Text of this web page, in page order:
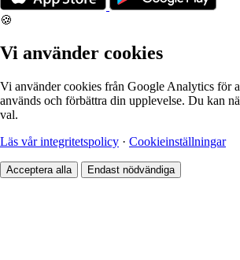
🍪
Vi använder cookies
Vi använder cookies från Google Analytics för
används och förbättra din upplevelse. Du kan
val.
Läs vår integritetspolicy · Cookieinställningar
Acceptera alla Endast nödvändiga